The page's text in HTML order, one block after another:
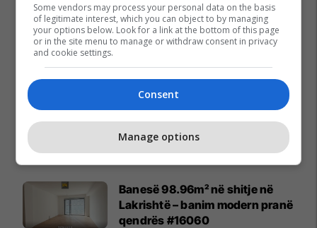
Promo Reklamo këtu
Banesë 98.96m² në shitje në
Lakrishtë – banim modern pranë
qendrës #16060
Some vendors may process your personal data on the basis
of legitimate interest, which you can object to by managing
your options below. Look for a link at the bottom of this page
or in the site menu to manage or withdraw consent in privacy
and cookie settings.
Consent
Manage options